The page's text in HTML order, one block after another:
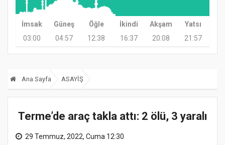
İmsak Güneş Öğle İkindi Akşam
Yatsı
03:00
04:57 12:38 16:37 20:08 21:57
Ana Sayfa ASAYİŞ
Terme’de araç takla attı: 2 ölü, 3 yaralı
29 Temmuz, 2022, Cuma 12:30